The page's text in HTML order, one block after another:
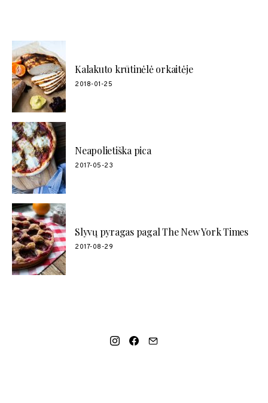
Kalakuto krūtinėlė orkaitėje
2018-01-25
Neapolietiška pica
2017-05-23
Slyvų pyragas pagal The New York Times
2017-08-29